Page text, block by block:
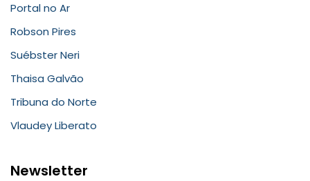
Portal no Ar
Robson Pires
Suébster Neri
Thaisa Galvão
Tribuna do Norte
Vlaudey Liberato
Newsletter